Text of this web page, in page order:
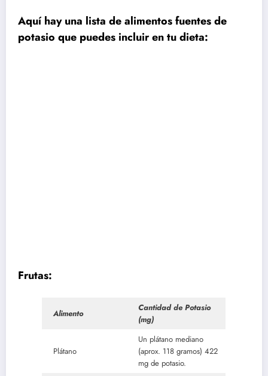
Aquí hay una lista de alimentos fuentes de
potasio que puedes incluir en tu dieta:
Frutas:
Alimento
Cantidad de Potasio
(mg)
Plátano
Un plátano mediano
(aprox. 118 gramos) 422
mg de potasio.